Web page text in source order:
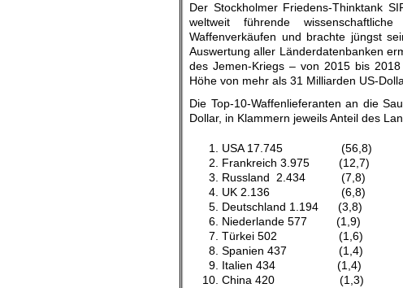
Der Stockholmer Friedens-Thinktank
weltweit führende
Waffenverkäufen und brachte jüngst
Auswertung aller Länderdatenbanken
des Jemen-Kriegs – von 2015 bis
Höhe von mehr als 31 Milliarden US-
Die Top-10-Waffenlieferanten an die
Dollar, in Klammern jeweils Anteil des
USA 17.745 (56,8)
Frankreich 3.975 (12,7)
Russland 2.434 (7,8)
UK 2.136 (6,8)
Deutschland 1.194 (3,8)
Niederlande 577 (1,9)
Türkei 502 (1,6)
Spanien 437 (1,4)
Italien 434 (1,4)
China 420 (1,3)